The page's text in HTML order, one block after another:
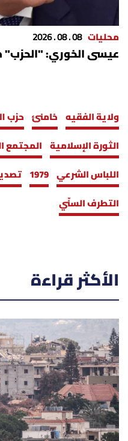
محليات 08 . 08 . 2026
عيسى الخوري: "الحزب"
ولاية الفقيه خامنئ حزب
الثورة الإسلامية المجتمع
اللباس الشرعي 1979
التطرف السنّي
الأكثر قراءة